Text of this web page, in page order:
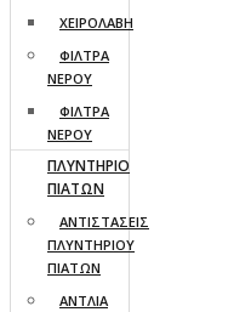
ΧΕΙΡΟΛΑΒΗ
ΦΙΛΤΡΑ
ΝΕΡΟΥ
ΦΙΛΤΡΑ
ΝΕΡΟΥ
ΠΛΥΝΤΗΡΙΟ
ΠΙΑΤΩΝ
ΑΝΤΙΣΤΑΣΕΙΣ
ΠΛΥΝΤΗΡΙΟΥ
ΠΙΑΤΩΝ
ΑΝΤΛΙΑ